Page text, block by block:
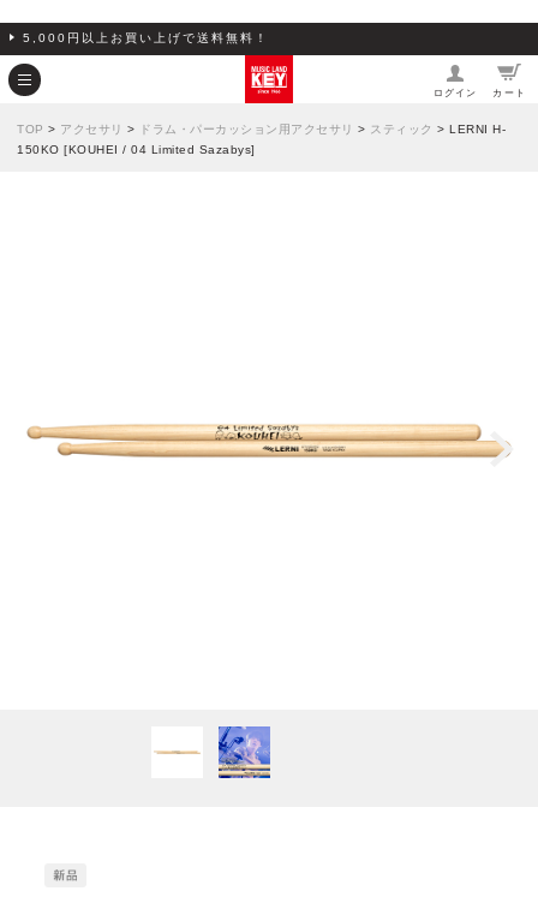
5,000円以上お買い上げで送料無料！
ログイン カート
TOP > アクセサリ > ドラム・パーカッション用アクセサリ > スティック > LERNI H-
150KO [KOUHEI / 04 Limited Sazabys]